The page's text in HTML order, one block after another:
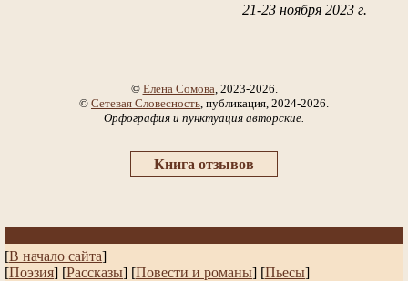
21-23 ноября 2023 г.
© Елена Сомова , 2023-2026.
© Сетевая Словесность , публикация, 2024-2026.
Орфография и пунктуация авторские.
Книга отзывов
[В начало сайта]
[Поэзия] [Рассказы] [Повести и романы] [Пьесы]